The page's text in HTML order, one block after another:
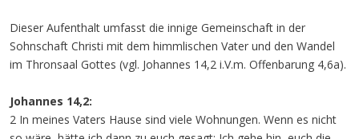
Dieser Aufenthalt umfasst die innige Gemeinschaft in der
Sohnschaft Christi mit dem himmlischen Vater und den Wandel
im Thronsaal Gottes (vgl. Johannes 14,2 i.V.m. Offenbarung 4,6a).
Johannes 14,2:
2 In meines Vaters Hause sind viele Wohnungen. Wenn es nicht